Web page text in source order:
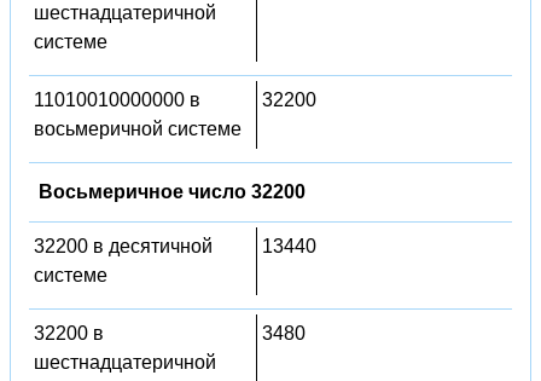
шестнадцатеричной
системе
11010010000000 в
восьмеричной системе
32200
Восьмеричное число 32200
32200 в десятичной
системе
13440
32200 в
шестнадцатеричной
3480